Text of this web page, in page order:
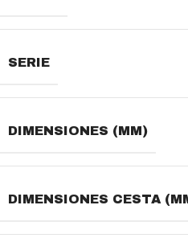
SERIE
DIMENSIONES (MM)
DIMENSIONES CESTA